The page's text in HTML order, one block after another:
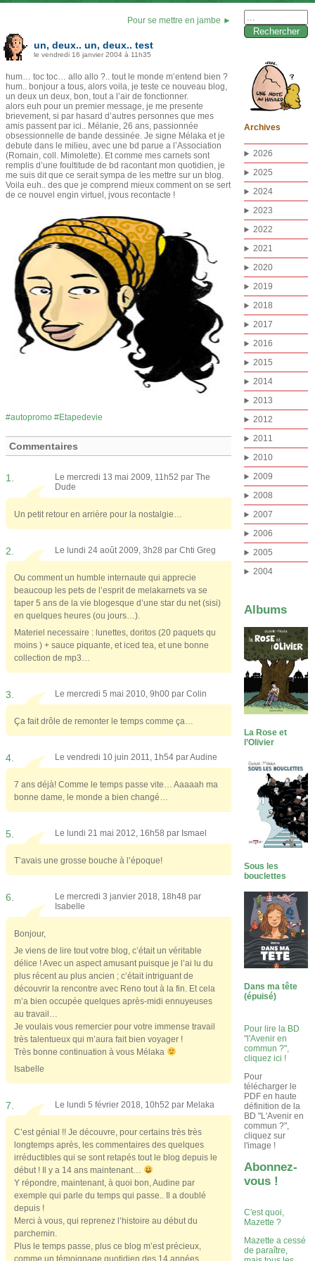
Pour se mettre en jambe ►
un, deux.. un, deux.. test
le vendredi 16 janvier 2004 à 11h35
hum… toc toc… allo allo ?.. tout le monde m’entend bien ?
hum.. bonjour a tous, alors voila, je teste ce nouveau blog,
un deux un deux, bon, tout a l’air de fonctionner.
alors euh pour un premier message, je me presente
brievement, si par hasard d’autres personnes que mes
amis passent par ici.. Mélanie, 26 ans, passionnée
obsessionnelle de bande dessinée. Je signe Mélaka et je
debute dans le milieu, avec une bd parue a l’Association
(Romain, coll. Mimolette). Et comme mes carnets sont
remplis d’une foultitude de bd racontant mon quotidien, je
me suis dit que ce serait sympa de les mettre sur un blog.
Voila euh.. des que je comprend mieux comment on se sert
de ce nouvel engin virtuel, jvous recontacte !
autopromo Etapedevie
Commentaires
1. Le mercredi 13 mai 2009, 11h52 par The
Dude
Un petit retour en arrière pour la nostalgie…
2. Le lundi 24 août 2009, 3h28 par Chti Greg
Ou comment un humble internaute qui apprecie
beaucoup les pets de l’esprit de melakarnets va se
taper 5 ans de la vie blogesque d’une star du net (sisi)
en quelques heures (ou jours…).
Materiel necessaire : lunettes, doritos (20 paquets qu
moins ) + sauce piquante, et iced tea, et une bonne
collection de mp3…
3. Le mercredi 5 mai 2010, 9h00 par Colin
Ça fait drôle de remonter le temps comme ça…
4. Le vendredi 10 juin 2011, 1h54 parAudine
7 ans déjà! Comme le temps passe vite… Aaaaah ma
bonne dame, le monde a bien changé…
5. Le lundi 21 mai 2012, 16h58 par Ismael
T’avais une grosse bouche à l’époque!
6.
Le mercredi 3 janvier 2018, 18h48 par
Isabelle
Bonjour,
Je viens de lire tout votre blog, c’était un véritable
délice ! Avec un aspect amusant puisque je l’ai lu du
plus récent au plus ancien ; c’était intriguant de
découvrir la rencontre avec Reno tout à la fin. Et cela
m’a bien occupée quelques après-midi ennuyeuses
au travail…
Je voulais vous remercier pour votre immense travail
très talentueux qui m’aura fait bien voyager !
Très bonne continuation à vous Mélaka
Isabelle
7. Le lundi 5 février 2018, 10h52 par Melaka
C’est génial !! Je découvre, pour certains très très
longtemps après, les commentaires des quelques
irréductibles qui se sont retapés tout le blog depuis le
début ! Il y a 14 ans maintenant…
Y répondre, maintenant, à quoi bon, Audine par
exemple qui parle du temps qui passe.. Il a doublé
depuis !
Merci à vous, qui reprenez l’histoire au début du
parchemin.
Plus le temps passe, plus ce blog m’est précieux,
comme un témoignage quotidien des 14 années
Archives
2026
2025
2024
2023
2022
2021
2020
2019
2018
2017
2016
2015
2014
2013
2012
2011
2010
2009
2008
2007
2006
2005
2004
Albums
La Rose et
l’Olivier
Sous les
bouclettes
Dans ma tête
(épuisé)
Pour lire la BD
"l'Avenir en
commun ?",
cliquez ici !
Pour
télécharger le
PDF en haute
définition de la
BD "L'Avenir en
commun ?",
cliquez sur
l'image !
Abonnez-
vous !
C'est quoi,
Mazette ?
Mazette a cessé
de paraître,